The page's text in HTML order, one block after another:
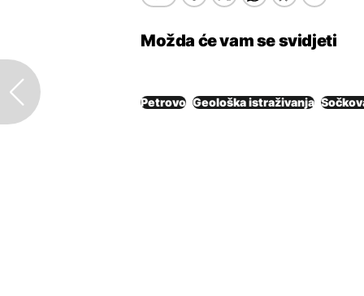
Možda će vam se svidjeti
Petrovo Geološka istraživanja